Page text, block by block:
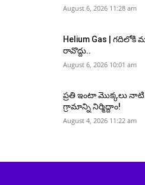
August 6, 2026 11:28 am
Helium Gas | గదిలోకి
రావొద్దు..
August 6, 2026 10:01 am
ప్రతి ఇంటా మొక్కలు
గ్రామాన్ని నిర్మిద్దాం!
August 4, 2026 11:22 am